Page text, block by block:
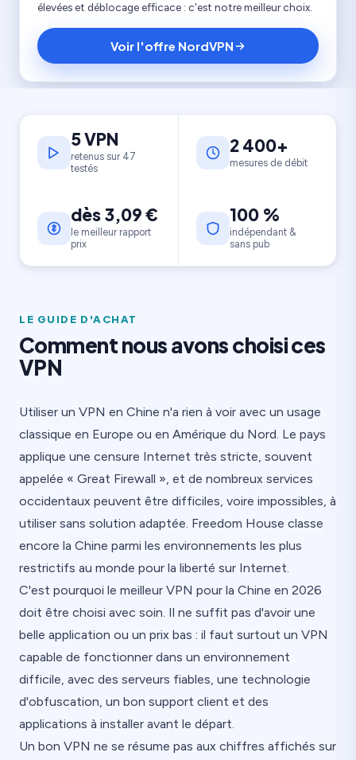
élevées et déblocage efficace : c'est notre meilleur choix.
Voir l'offre NordVPN
5 VPN
retenus sur 47
testés
2 400+
mesures de débit
dès 3,09 €
le meilleur rapport
prix
100 %
indépendant &
sans pub
LE GUIDE D'ACHAT
Comment nous avons choisi ces
VPN
Utiliser un VPN en Chine n'a rien à voir avec un usage
classique en Europe ou en Amérique du Nord. Le pays
applique une censure Internet très stricte, souvent
appelée « Great Firewall », et de nombreux services
occidentaux peuvent être difficiles, voire impossibles, à
utiliser sans solution adaptée. Freedom House classe
encore la Chine parmi les environnements les plus
restrictifs au monde pour la liberté sur Internet.
C'est pourquoi le meilleur VPN pour la Chine en 2026
doit être choisi avec soin. Il ne suffit pas d'avoir une
belle application ou un prix bas : il faut surtout un VPN
capable de fonctionner dans un environnement
difficile, avec des serveurs fiables, une technologie
d'obfuscation, un bon support client et des
applications à installer avant le départ.
Un bon VPN ne se résume pas aux chiffres affichés sur